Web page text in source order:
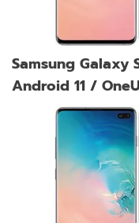
Samsung Galaxy
Android 11 /